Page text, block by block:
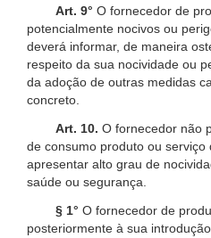
Art. 9° O fornecedor de
potencialmente nocivos ou
deverá informar, de maneira
respeito da sua nocividade ou
da adoção de outras medidas
concreto.
Art. 10. O fornecedor não
de consumo produto ou
apresentar alto grau de
saúde ou segurança.
§ 1° O fornecedor de
posteriormente à sua